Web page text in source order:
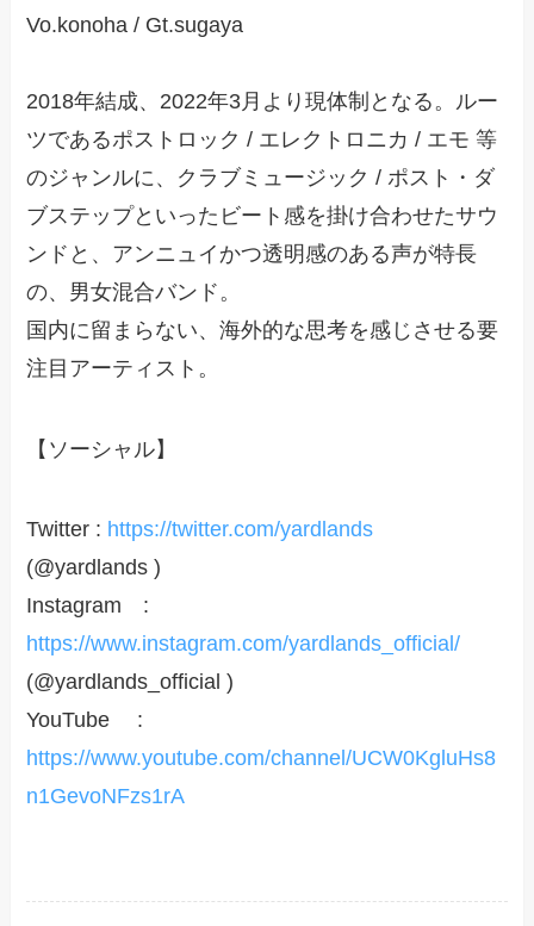
Vo.konoha / Gt.sugaya
2018年結成、2022年3月より現体制となる。ルー
ツであるポストロック / エレクトロニカ / エモ 等
のジャンルに、クラブミュージック / ポスト・ダ
ブステップといったビート感を掛け合わせたサウ
ンドと、アンニュイかつ透明感のある声が特長
の、男女混合バンド。
国内に留まらない、海外的な思考を感じさせる要
注目アーティスト。
【ソーシャル】
Twitter : https://twitter.com/yardlands
(@yardlands )
Instagram :
https://www.instagram.com/yardlands_official/
(@yardlands_official )
YouTube :
https://www.youtube.com/channel/UCW0KgluHs8
n1GevoNFzs1rA